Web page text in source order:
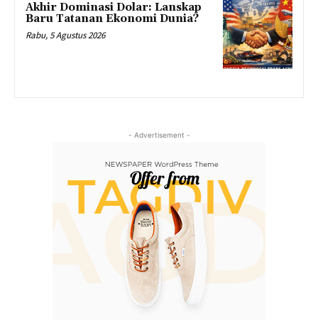
Akhir Dominasi Dolar: Lanskap
Baru Tatanan Ekonomi Dunia?
Rabu, 5 Agustus 2026
- Advertisement -